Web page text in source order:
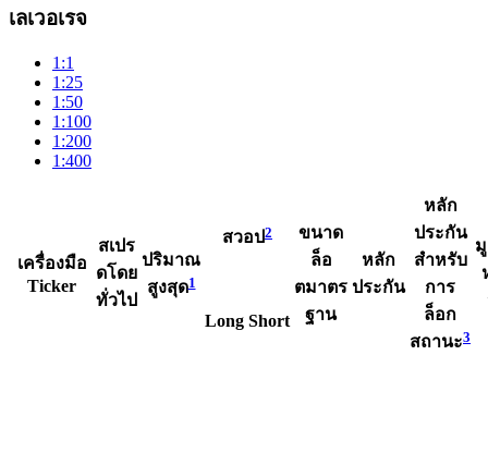
เลเวอเรจ
1:1
1:25
1:50
1:100
1:200
1:400
เครื่องมือ
Ticker
สเปร
ดโดย
ทั่วไป
ปริมาณ
สูงสุด1
สวอป2
ขนาด
ล็อ
ตมาตร
ฐาน
หลัก
ประกัน
หลัก
ประกัน
สำหรับ
การ
ล็อก
สถานะ3
Long Short